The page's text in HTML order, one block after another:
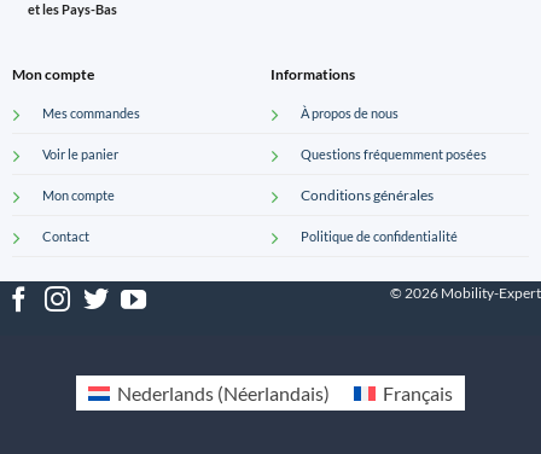
et les Pays-Bas
Mon compte
Mes commandes
Voir le panier
Mon compte
Contact
Informations
À propos de nous
Questions fréquemment posées
Conditions générales
Politique de confidentialité
© 2026 Mobility-Expert
Nederlands (Néerlandais) Français